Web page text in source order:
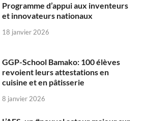
Programme d’appui aux inventeurs
et innovateurs nationaux
18 janvier 2026
GGP-School Bamako: 100 élèves
revoient leurs attestations en
cuisine et en pâtisserie
8 janvier 2026